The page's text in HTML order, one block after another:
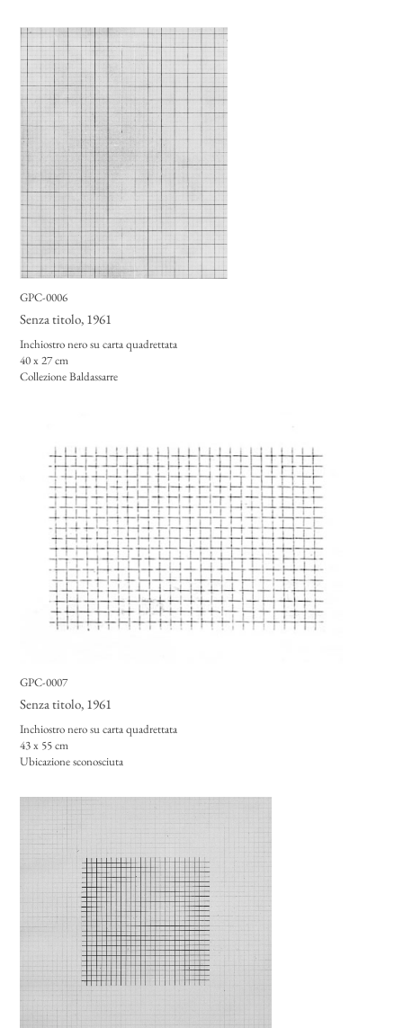
GPC-0006
Senza titolo, 1961
Inchiostro nero su carta quadrettata
40 x 27 cm
Collezione Baldassarre
GPC-0007
Senza titolo, 1961
Inchiostro nero su carta quadrettata
43 x 55 cm
Ubicazione sconosciuta